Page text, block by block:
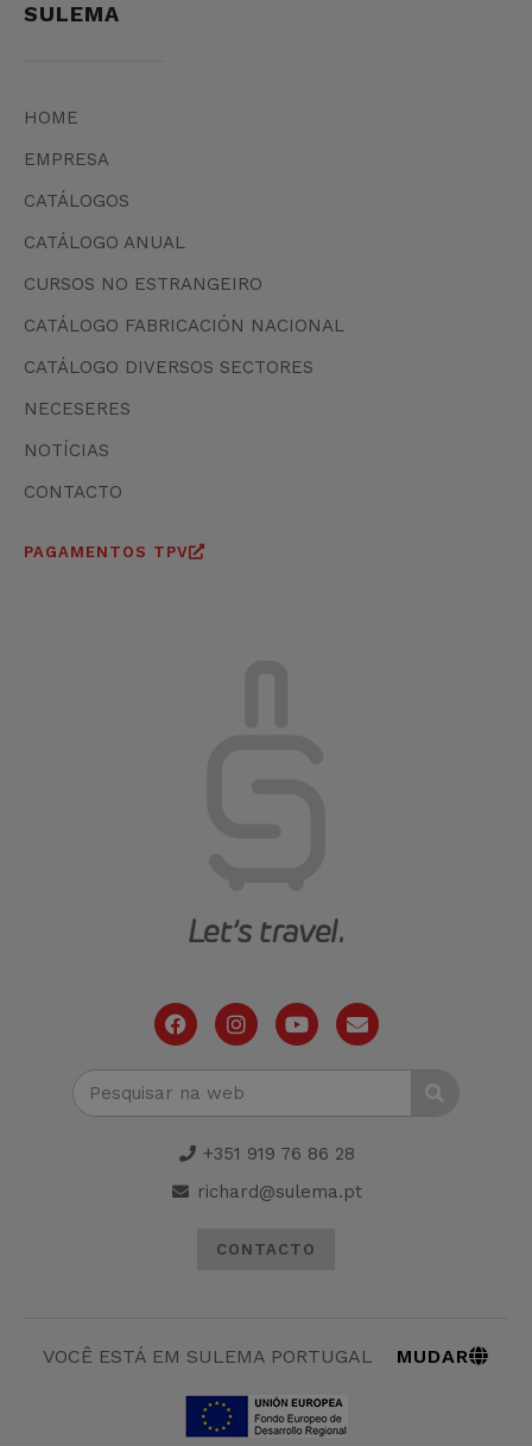
SULEMA
HOME
EMPRESA
CATÁLOGOS
CATÁLOGO ANUAL
CURSOS NO ESTRANGEIRO
CATÁLOGO FABRICACIÓN NACIONAL
CATÁLOGO DIVERSOS SECTORES
NECESERES
NOTÍCIAS
CONTACTO
PAGAMENTOS TPV
+351 919 76 86 28
richard@sulema.pt
CONTACTO
VOCÊ ESTÁ EM SULEMA PORTUGAL MUDAR